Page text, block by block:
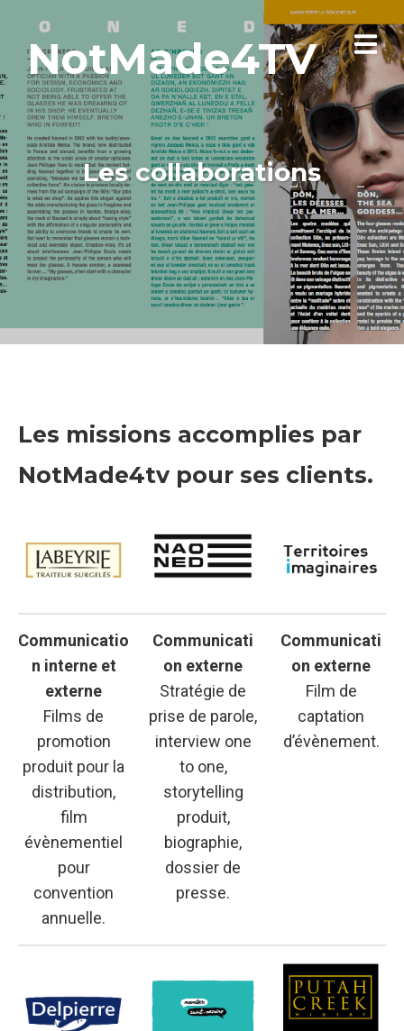
NotMade4TV
Les collaborations
Les missions accomplies par
NotMade4tv pour ses clients.
Communicatio
n interne et
externe
Films de
promotion
produit pour la
distribution,
film
évènementiel
pour
convention
annuelle.
Communicati
on externe
Stratégie de
prise de parole,
interview one
to one,
storytelling
produit,
biographie,
dossier de
presse.
Communicati
on externe
Film de
captation
d’évènement.